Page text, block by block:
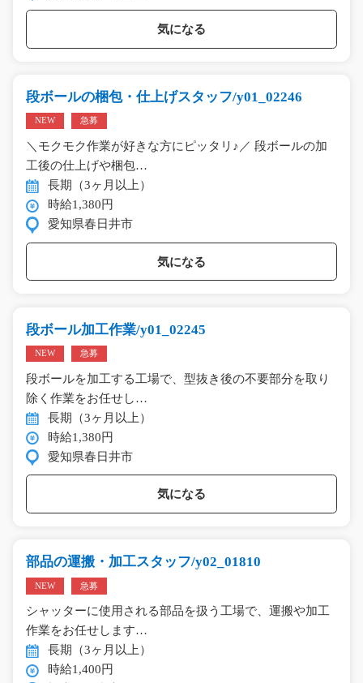
気になる
段ボールの梱包・仕上げスタッフ/y01_02246
NEW 急募
＼モクモク作業が好きな方にピッタリ♪／ 段ボールの加
工後の仕上げや梱包…
長期（3ヶ月以上）
時給1,380円
愛知県春日井市
気になる
段ボール加工作業/y01_02245
NEW 急募
段ボールを加工する工場で、型抜き後の不要部分を取り
除く作業をお任せし…
長期（3ヶ月以上）
時給1,380円
愛知県春日井市
気になる
部品の運搬・加工スタッフ/y02_01810
NEW 急募
シャッターに使用される部品を扱う工場で、運搬や加工
作業をお任せします…
長期（3ヶ月以上）
時給1,400円